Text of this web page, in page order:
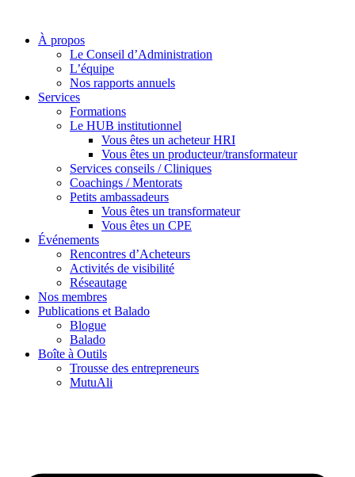
À propos
Le Conseil d’Administration
L’équipe
Nos rapports annuels
Services
Formations
Le HUB institutionnel
Vous êtes un acheteur HRI
Vous êtes un producteur/transformateur
Services conseils / Cliniques
Coachings / Mentorats
Petits ambassadeurs
Vous êtes un transformateur
Vous êtes un CPE
Événements
Rencontres d’Acheteurs
Activités de visibilité
Réseautage
Nos membres
Publications et Balado
Blogue
Balado
Boîte à Outils
Trousse des entrepreneurs
MutuAli